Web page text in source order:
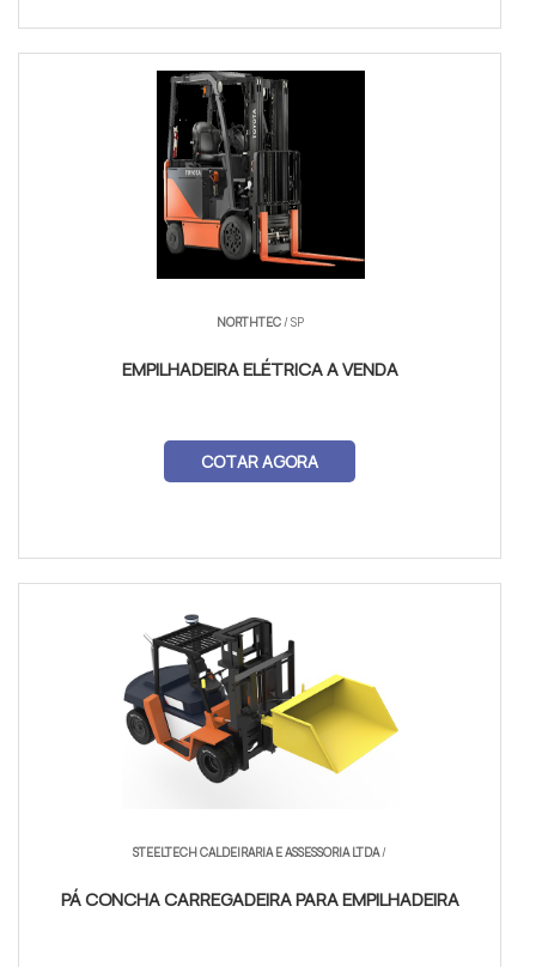
NORTHTEC/ SP
EMPILHADEIRA ELÉTRICA A VENDA
COTAR AGORA
STEELTECH CALDEIRARIA E ASSESSORIA LTDA/
PÁ CONCHA CARREGADEIRA PARA EMPILHADEIRA